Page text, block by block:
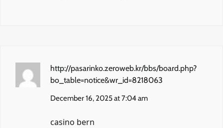
http://pasarinko.zeroweb.kr/bbs/board.php?
bo_table=notice&wr_id=8218063
December 16, 2025 at 7:04 am
casino bern